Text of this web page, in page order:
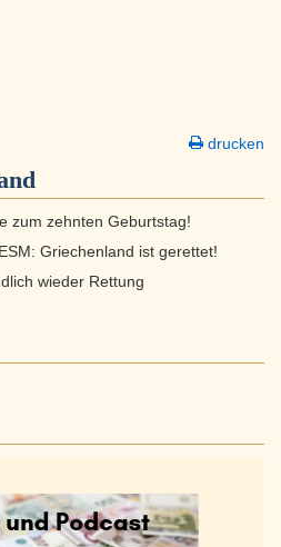
drucken
zum zehnten Geburtstag!
Griechenland ist gerettet!
wieder Rettung